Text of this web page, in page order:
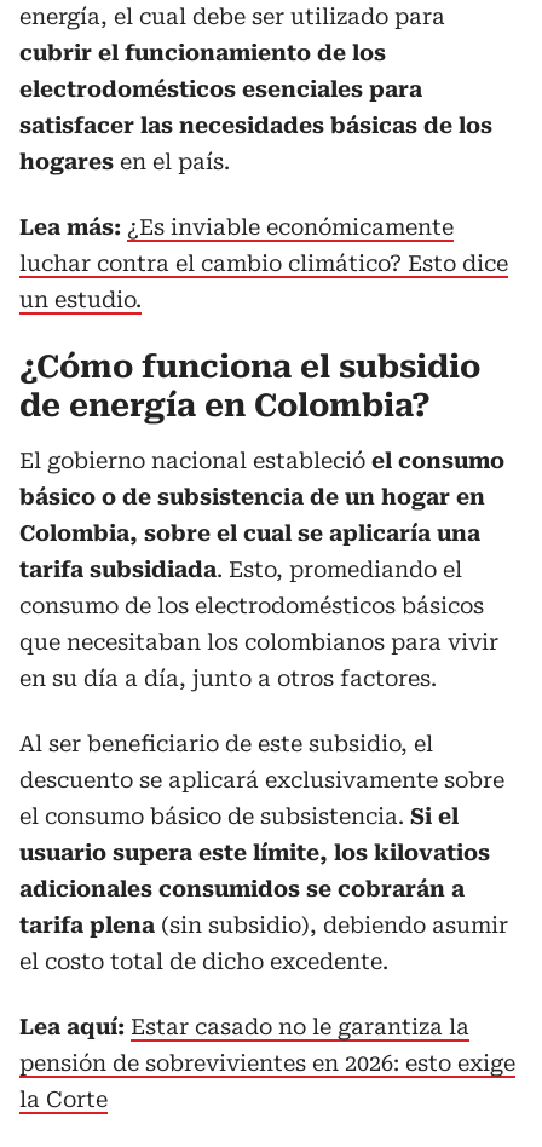
energía, el cual debe ser utilizado para
cubrir el funcionamiento de los
electrodomésticos esenciales para
satisfacer las necesidades básicas de los
hogares en el país.
Lea más: ¿Es inviable económicamente
luchar contra el cambio climático? Esto dice
un estudio.
¿Cómo funciona el subsidio
de energía en Colombia?
El gobierno nacional estableció el consumo
básico o de subsistencia de un hogar en
Colombia, sobre el cual se aplicaría una
tarifa subsidiada. Esto, promediando el
consumo de los electrodomésticos básicos
que necesitaban los colombianos para vivir
en su día a día, junto a otros factores.
Al ser beneficiario de este subsidio, el
descuento se aplicará exclusivamente sobre
el consumo básico de subsistencia. Si el
usuario supera este límite, los kilovatios
adicionales consumidos se cobrarán a
tarifa plena (sin subsidio), debiendo asumir
el costo total de dicho excedente.
Lea aquí: Estar casado no le garantiza la
pensión de sobrevivientes en 2026: esto exige
la Corte